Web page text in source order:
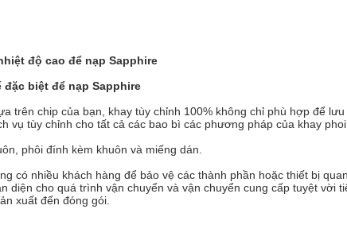
độ cao để nạp Sapphire
biệt để nạp Sapphire
trên chip của bạn, khay tùy chỉnh 100% không chỉ phù hợp để
vụ tùy chỉnh cho tất cả các bao bì các phương pháp của khay phoi.
phôi đính kèm khuôn và miếng dán.
có nhiều khách hàng để bảo vệ các thành phần hoặc thiết bị
diện cho quá trình vận chuyển và vận chuyển cung cấp tuyệt
xuất đến đóng gói.